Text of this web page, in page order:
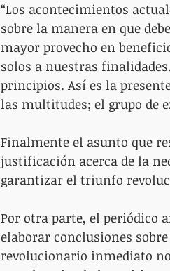
“Los acontecimientos
sobre la manera en que
mayor provecho en
solos a nuestras
principios. Así es la
las multitudes; el grupo de
Finalmente el asunto que
justificación acerca de la
garantizar el triunfo
Por otra parte, el periódico
elaborar conclusiones
revolucionario inmediato